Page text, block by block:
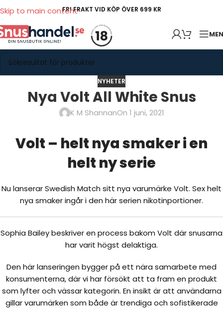
Skip to main contentFRI FRAKT VID KÖP ÖVER 699 KR
NYHETER
Nya Volt All White Snus
K M ShannanOn 1 juni, 2021
Volt – helt nya smaker i en
helt ny serie
Nu lanserar Swedish Match sitt nya varumärke Volt. Sex helt
nya smaker ingår i den här serien nikotinportioner.
Sophia Bailey beskriver en process bakom Volt där snusarna
har varit högst delaktiga.
Den här lanseringen bygger på ett nära samarbete med
konsumenterna, där vi har försökt att ta fram en produkt
som lyfter och vässar kategorin. En insikt är att användarna
gillar varumärken som både är trendiga och sofistikerade